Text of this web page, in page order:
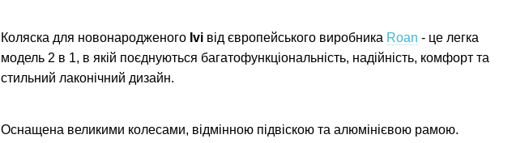
Коляска для новонародженого Ivi від європейського виробника Roan - це легка
модель 2 в 1, в якій поєднуються багатофункціональність, надійність, комфорт та
стильний лаконічний дизайн.
Оснащена великими колесами, відмінною підвіскою та алюмінієвою рамою.